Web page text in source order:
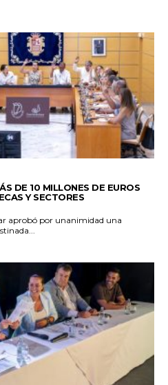
DE 10 MILLONES DE EUROS
Y SECTORES
aprobó por unanimidad una